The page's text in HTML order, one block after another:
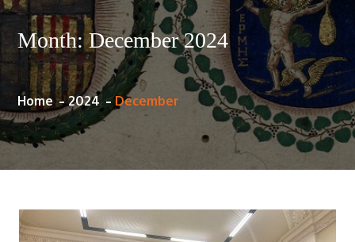
Month:December 2024
Home 2024 December